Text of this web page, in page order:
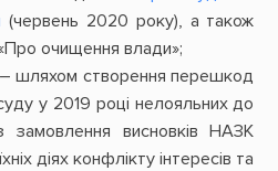
(червень 2020 року), а також
очищення влади»;
шляхом створення перешкод
у 2019 році нелояльних до
замовлення висновків НАЗК
діях конфлікту інтересів та